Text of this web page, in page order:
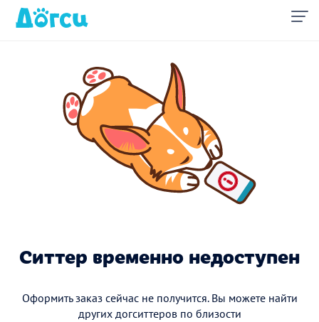
Ситтер временно недоступен
Оформить заказ сейчас не получится. Вы можете найти
других догситтеров по близости